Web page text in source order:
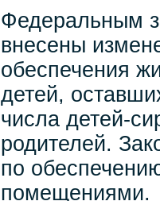
Федеральным
внесены
обеспечения
детей,
числа детей-
родителей.
по
помещениями.